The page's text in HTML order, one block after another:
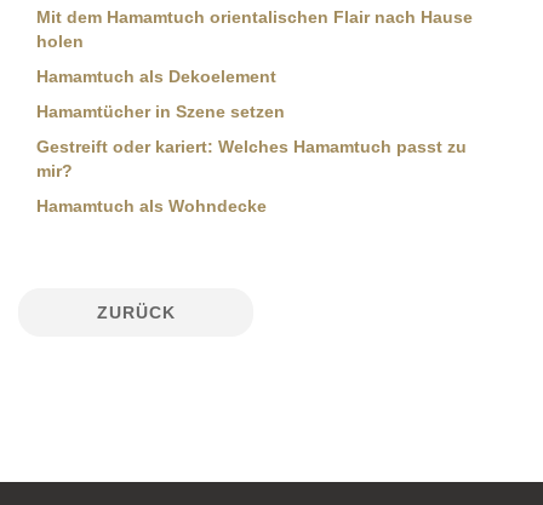
Mit dem Hamamtuch orientalischen Flair nach Hause
holen
Hamamtuch als Dekoelement
Hamamtücher in Szene setzen
Gestreift oder kariert: Welches Hamamtuch passt zu
mir?
Hamamtuch als Wohndecke
ZURÜCK